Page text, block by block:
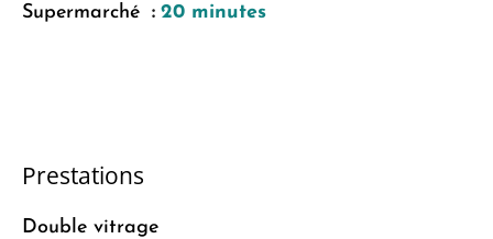
Supermarché
20 minutes
Prestations
Double vitrage